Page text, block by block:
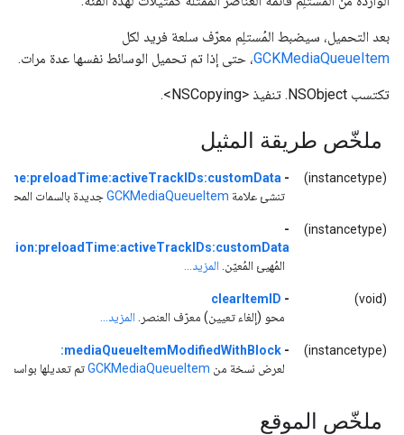
بعد التحميل، سيضبط المُستلِم معرّف سلعة فريد لكل
GCKMediaQueueItem، حتى إذا تم تحميل الوسائط نفسها عدة مرات.
تكتسب NSObject. تنفيذ <NSCopying>.
ملخّص طريقة المثيل
(instancetype)
-
تنشئ علامة GCKMediaQueueItemجديدة بالسمات
(instancetype)
-
المُهيئ المُعيّن. المزيد...
(void)
-
clearItemID
محو (إلغاء تعيين) معرّف العنصر. المزيد...
(instancetype)
-
mediaQueueItemModifiedWithBlock:
لعرض نسخة من GCKMediaQueueItemتم تعديلها
ملخّص الموقع